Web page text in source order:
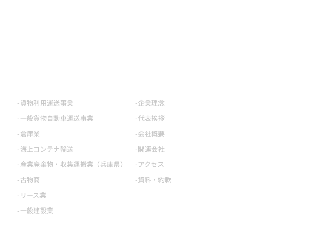
-貨物利用運送事業
-一般貨物自動車運送事業
-倉庫業
-海上コンテナ輸送
-産業廃棄物・収集運搬業（兵庫県）
-古物商
-企業理念
-代表挨拶
-会社概要
-関連会社
-アクセス
-資料・約款
-リース業
-一般建設業